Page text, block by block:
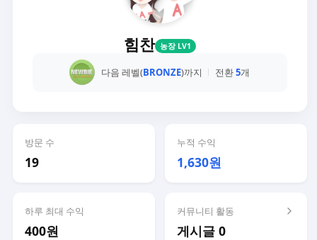
힘찬 농장 LV1
다음 레벨(BRONZE)까지 전환5개
방문 수
19
누적 수익
1,630원
하루 최대 수익
400원
커뮤니티 활동
게시글 0